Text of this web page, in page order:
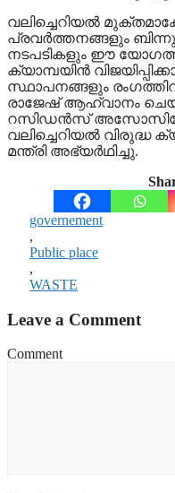
വലിച്ചെറിയല്‍
പ്രവര്‍ത്തനങ്ങളും
നടപടികളും ഈ
ക്യാമ്പയിന്‍
സ്ഥാപനങ്ങളും
രാജേഷ് ആഹ്വാനം
റസിഡന്‍സ്
വലിച്ചെറിയല്‍ വിരുദ്ധ
മന്ത്രി അഭ്യര്‍ഥിച്ചു.
governement
,
Public place
,
WASTE
Leave a Comment
Comment